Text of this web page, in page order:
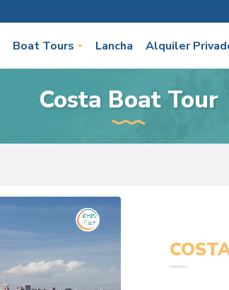
Boat Tours Lancha Alquiler
Costa Boat Tour